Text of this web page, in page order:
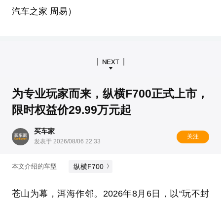
汽车之家 周易）
为专业玩家而来，纵横F700正式上市，
限时权益价29.99万元起
买车家
发表于 2026/08/06 22:33
关注
本文介绍的车型 纵横F700
苍山为幕，洱海作邻。2026年8月6日，以“玩不封